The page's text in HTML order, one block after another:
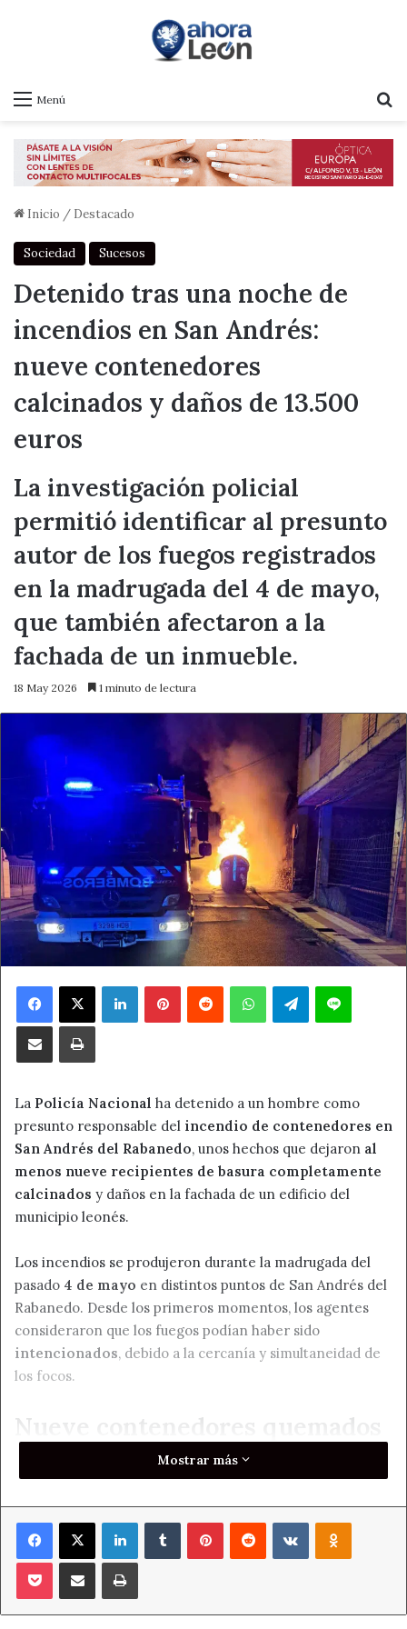
Menú
Inicio / Destacado
Sociedad Sucesos
Detenido tras una noche de
incendios en San Andrés:
nueve contenedores
calcinados y daños de 13.500
euros
La investigación policial
permitió identificar al presunto
autor de los fuegos registrados
en la madrugada del 4 de mayo,
que también afectaron a la
fachada de un inmueble.
18 May 2026 1 minuto de lectura
Facebook
X LinkedInPinterestReddit WhatsAppTelegramLine
Compartir por correo electrónicoImprimir
La Policía Nacional ha detenido a un hombre como
presunto responsable del incendio de contenedores en
San Andrés del Rabanedo, unos hechos que dejaron al
menos nueve recipientes de basura completamente
calcinados y daños en la fachada de un edificio del
municipio leonés.
Los incendios se produjeron durante la madrugada del
pasado 4 de mayo en distintos puntos de San Andrés del
Rabanedo. Desde los primeros momentos, los agentes
consideraron que los fuegos podían haber sido
intencionados, debido a la cercanía y simultaneidad de
los focos.
Nueve contenedores quemados
y daños en un inmueble
servicios de extinción como a varias dotaciones policiales.
El objetivo era sofocar las llamas y localizar al posible
autor material.
El balance final dejónueve contenedores totalmente
Mostrar más
Facebook
X LinkedInTumblrPinterestReddit VKontakte
PocketCompartir por correo electrónicoImprimir